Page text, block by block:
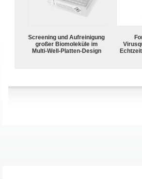
Screening und Aufreinigung
großer Biomoleküle im
Multi-Well-Platten-Design